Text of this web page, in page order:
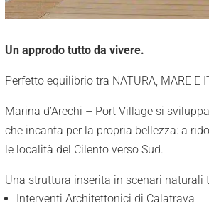
Un approdo tutto da vivere.
Perfetto equilibrio tra NATURA, MARE E
Marina d’Arechi – Port Village si
che incanta per la propria bellezza: a
le località del Cilento verso Sud.
Una struttura inserita in scenari naturali
Interventi Architettonici di Calatrava